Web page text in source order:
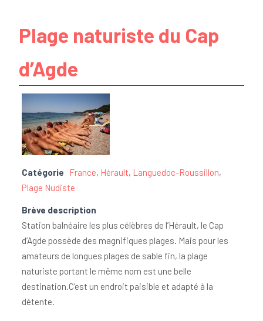
Plage naturiste du Cap
d’Agde
Catégorie France, Hérault, Languedoc-Roussillon,
Plage Nudiste
Brève description
Station balnéaire les plus célèbres de l’Hérault, le Cap
d’Agde possède des magnifiques plages. Mais pour les
amateurs de longues plages de sable fin, la plage
naturiste portant le même nom est une belle
destination.C’est un endroit paisible et adapté à la
détente.